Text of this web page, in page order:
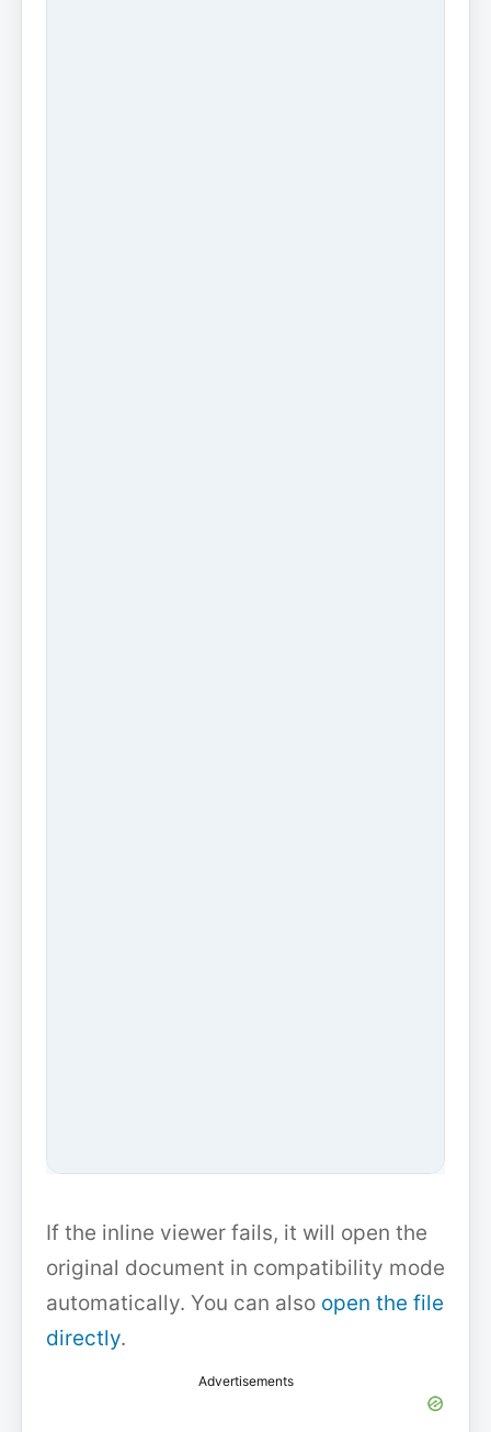
If the inline viewer fails, it will open the
original document in compatibility mode
automatically. You can also open the file
directly.
Advertisements